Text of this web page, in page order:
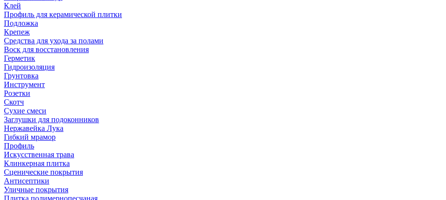
Клей
Профиль для керамической плитки
Подложка
Крепеж
Средства для ухода за полами
Воск для восстановления
Герметик
Гидроизоляция
Грунтовка
Инструмент
Розетки
Скотч
Сухие смеси
Заглушки для подоконников
Нержавейка Лука
Гибкий мрамор
Профиль
Искусственная трава
Клинкерная плитка
Сценические покрытия
Антисептики
Уличные покрытия
Плитка полимернопесчаная